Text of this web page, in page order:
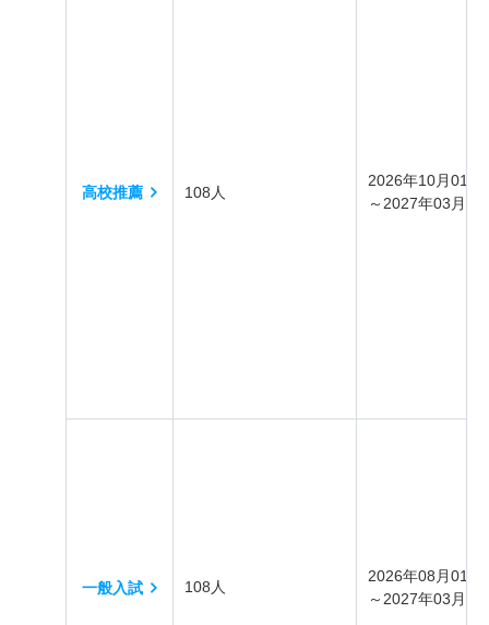
高校推薦 108人
2026年10月01日
～2027年03月31
一般入試 108人
2026年08月01日
～2027年03月31